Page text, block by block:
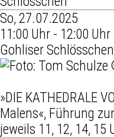
So, 27.07.2025
11:00 Uhr - 12:00 Uhr
Gohliser Schlösschen
»DIE KATHEDRALE
Malens«, Führung
jeweils 11, 12, 14, 15